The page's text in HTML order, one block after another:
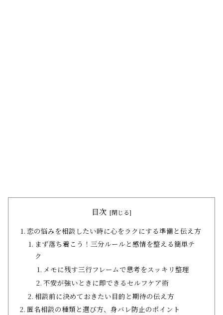
目次
恋の悩みを相談したい時に心をラクにする準備と伝え方
まず落ち着こう！三分ルールと感情を整える簡単テ
ク
メモに残す三行フレームで思考をスッキリ整理
不安が強いときに即できるセルフケア術
相談前に決めておきたい目的と期待の伝え方
匿名相談の種類と選び方、身バレ防止のポイント